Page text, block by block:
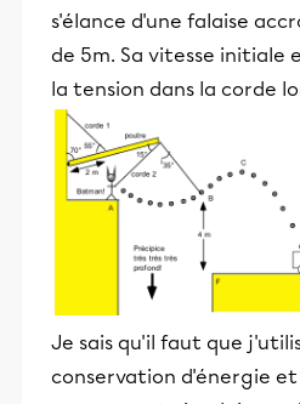
s'élance d'une falaise
de 5m. Sa vitesse initiale
la tension dans la corde
Je sais qu'il faut que
conservation d'énergie